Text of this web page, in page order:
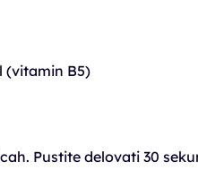
(vitamin B5)
Pustite delovati 30